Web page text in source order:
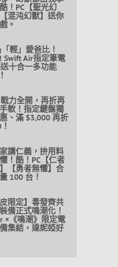
！PC【聖光幻
混沌幻獸】送你
。
輕」愛爸比！
Swift Air指定筆電
十合一多功能
戰力全開，再折再
軟！指定鍵盤獨
、滿 $3,000 再折
講仁義，拚用料
！酷！PC【仁者
【勇者無懼】合
100 台！
皮限定】毒發齊共
備正式鳴潮化！
×《鳴潮》限定電
集結，達妮婭好